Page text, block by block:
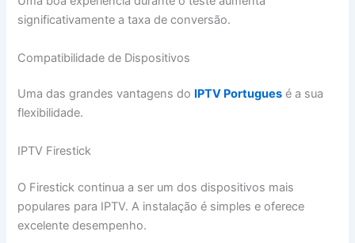
significativamente a taxa de conversão.
Compatibilidade de Dispositivos
Uma das grandes vantagens do IPTV Portugues é a sua
flexibilidade.
IPTV Firestick
O Firestick continua a ser um dos dispositivos mais
populares para IPTV. A instalação é simples e oferece
excelente desempenho.